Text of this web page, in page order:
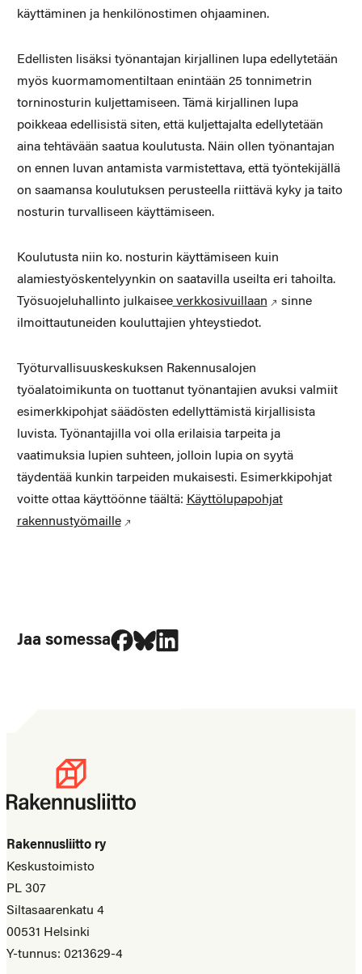
käyttäminen ja henkilönostimen ohjaaminen.
Edellisten lisäksi työnantajan kirjallinen lupa edellytetään
myös kuormamomentiltaan enintään 25 tonnimetrin
torninosturin kuljettamiseen. Tämä kirjallinen lupa
poikkeaa edellisistä siten, että kuljettajalta edellytetään
aina tehtävään saatua koulutusta. Näin ollen työnantajan
on ennen luvan antamista varmistettava, että työntekijällä
on saamansa koulutuksen perusteella riittävä kyky ja taito
nosturin turvalliseen käyttämiseen.
Koulutusta niin ko. nosturin käyttämiseen kuin
alamiestyöskentelyynkin on saatavilla useilta eri tahoilta.
Työsuojeluhallinto julkaiseeverkkosivuillaan
sinne
ilmoittautuneiden kouluttajien yhteystiedot.
Työturvallisuuskeskuksen Rakennusalojen
työalatoimikunta on tuottanut työnantajien avuksi valmiit
esimerkkipohjat säädösten edellyttämistä kirjallisista
luvista. Työnantajilla voi olla erilaisia tarpeita ja
vaatimuksia lupien suhteen, jolloin lupia on syytä
täydentää kunkin tarpeiden mukaisesti. Esimerkkipohjat
voitte ottaa käyttöönne täältä: Käyttölupapohjat
rakennustyömaille
Jaa somessa
Jaa Facebookissa
Jaa Blueskyssa
Jaa LinkedIn:ssä
Rakennusliitto ry
Keskustoimisto
PL 307
Siltasaarenkatu 4
00531 Helsinki
Y-tunnus: 0213629-4